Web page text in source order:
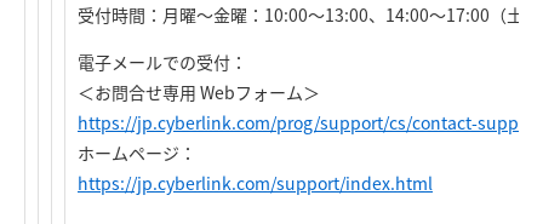
受付時間：月曜～金曜：10:00～13:00、14:00～17:00（土
電子メールでの受付：
＜お問合せ専用 Webフォーム＞
https://jp.cyberlink.com/prog/support/cs/contact-
ホームページ：
https://jp.cyberlink.com/support/index.html